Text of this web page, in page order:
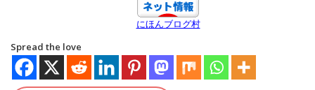
にほんブログ村
Spread the love